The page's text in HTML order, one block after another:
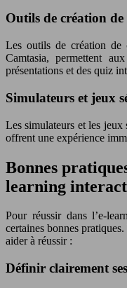
Outils de création
Les outils de création de
Camtasia, permettent
présentations et des quiz
Simulateurs et jeux
Les simulateurs et les
offrent une expérience
Bonnes
learning
Pour réussir dans l’e-
certaines bonnes
aider à réussir :
Définir clairement